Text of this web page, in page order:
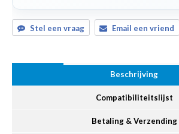
Stel een vraag Email een vriend
Beschrijving
Compatibiliteitslijst
Betaling & Verzending